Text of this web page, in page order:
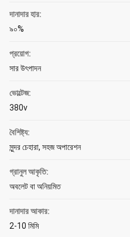
দানাদার হার:
৯০%
প্রয়োগ:
সার উৎপাদন
ভোল্টেজ:
380v
বৈশিষ্ট্য:
সুন্দর চেহারা, সহজ অপারেশন
গ্রানুল আকৃতি:
অবলেট বা অনিয়মিত
দানাদার আকার:
2-10 মিমি